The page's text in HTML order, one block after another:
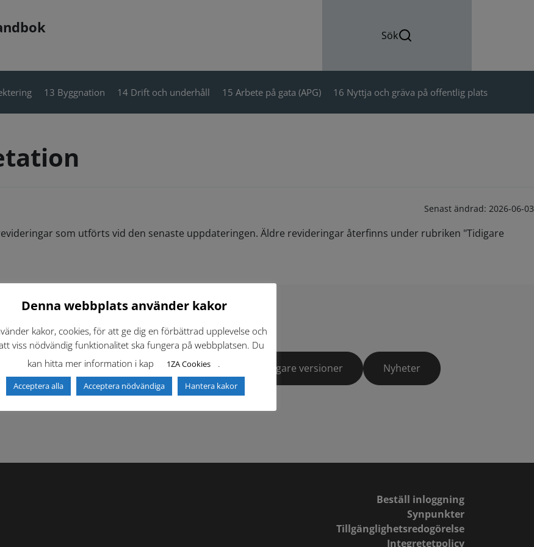
Sök
13 Byggnation 14 Drift och underhåll 15 Arbete på gata (APG) 16 Nyttja och gräva på offentlig plats
Senast ändrad: 2026-06-03
som utförts vid den senaste uppdateringen. Äldre revideringar återfinns under rubriken "Tidigare
Dokumentbibliotek Kontaktlista Tidigare versioner Nyheter
Beställ inloggning
Synpunkter
Tillgänglighetsredogörelse
Integretetpolicy
Denna webbplats använder kakor
kakor, cookies, för att ge dig en förbättrad upplevelse och
viss nödvändig funktionalitet ska fungera på webbplatsen. Du
kan hitta mer information i kap
1ZA Cookies .
Acceptera alla Acceptera nödvändiga Hantera kakor